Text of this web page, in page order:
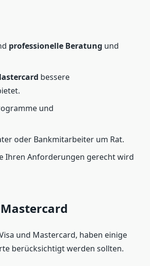
professionelle Beratung und
bessere
und
oder Bankmitarbeiter um Rat.
Ihren Anforderungen gerecht wird
und Mastercard, haben einige
berücksichtigt werden sollten.